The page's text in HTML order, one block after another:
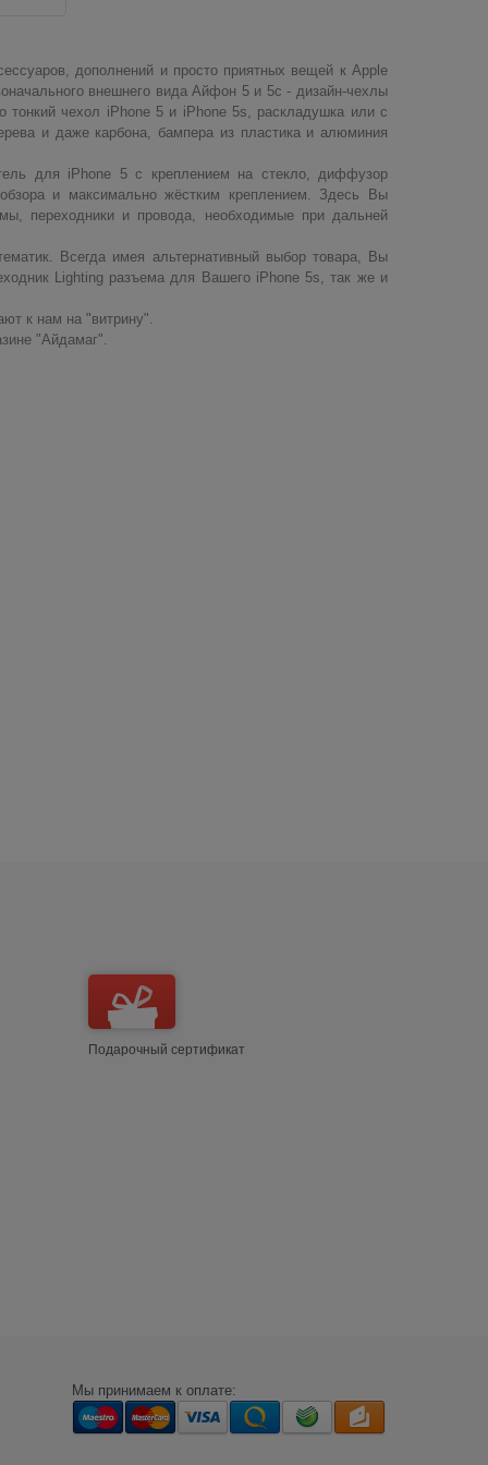
дополнений и просто приятных вещей к Apple
внешнего вида Айфон 5 и 5с - дизайн-чехлы
тонкий чехол iPhone 5 и iPhone 5s, раскладушка или с
и даже карбона, бампера из пластика и алюминия
для iPhone 5 с креплением на стекло, диффузор
и максимально жёстким креплением. Здесь Вы
переходники и провода, необходимые при дальней
Всегда имея альтернативный выбор товара, Вы
Lighting разъема для Вашего iPhone 5s, так же и
к нам на "витрину".
"Айдамаг".
Подарочный сертификат
Мы принимаем к оплате: